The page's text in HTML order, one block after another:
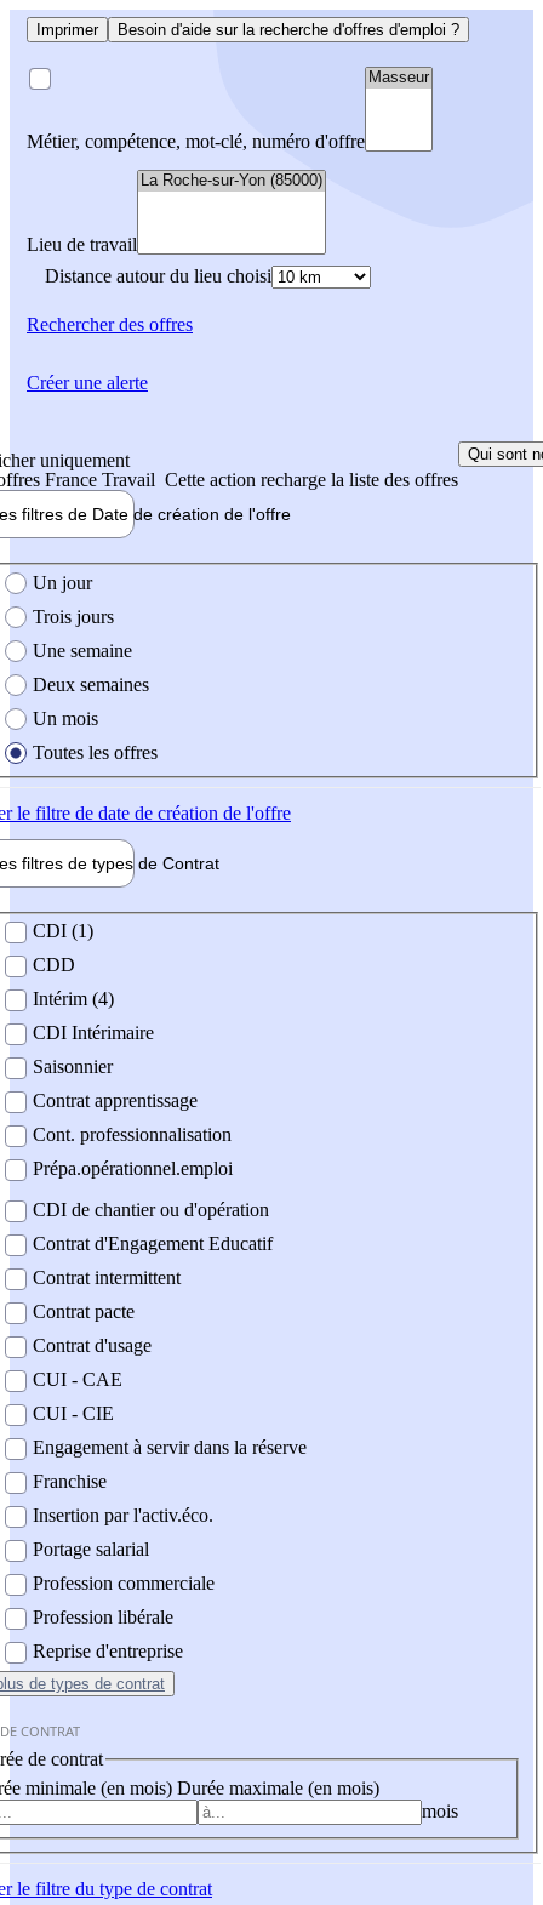
Imprimer Besoin d'aide sur la recherche d'offres d'emploi ?
Métier, compétence, mot-clé, numéro d'offre
Lieu de travail
Distance autour du lieu choisi
Rechercherdes offres
uniquement
France Travail Cette action recharge la liste des offres
Qui sont
filtres de Date de création de l'offre
création de l'offre
Un jour
Trois jours
Une semaine
Deux semaines
Un mois
Toutes les offres
le filtre de date de création de l'offre
filtres de types de Contrat
contrat
CDI (1)
CDD
Intérim (4)
CDI Intérimaire
Saisonnier
Contrat apprentissage
Cont. professionnalisation
Prépa.opérationnel.emploi
CDI de chantier ou d'opération
Contrat d'Engagement Educatif
Contrat intermittent
Contrat pacte
Contrat d'usage
CUI - CAE
CUI - CIE
Engagement à servir dans la réserve
Franchise
Insertion par l'activ.éco.
Portage salarial
Profession commerciale
Profession libérale
Reprise d'entreprise
de types de contrat
CONTRAT
de contrat
minimale (en mois) Durée maximale (en mois)
mois
le filtre du type de contrat
Créer une alerte